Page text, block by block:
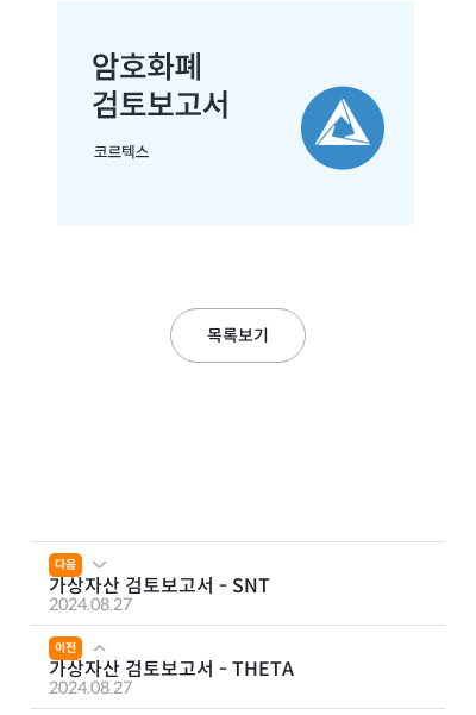
목록보기
다음
가상자산 검토보고서 - SNT
2024.08.27
이전
가상자산 검토보고서 - THETA
2024.08.27